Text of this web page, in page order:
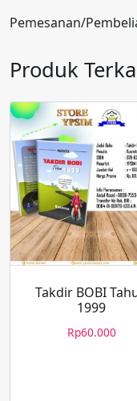
Pemesanan/
Produk
Takdir BOBI
1999
Rp60.000